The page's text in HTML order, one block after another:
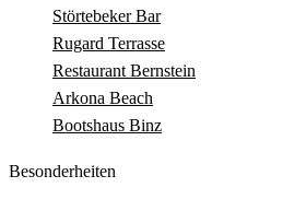
Störtebeker Bar
Rugard Terrasse
Restaurant Bernstein
Arkona Beach
Bootshaus Binz
Besonderheiten